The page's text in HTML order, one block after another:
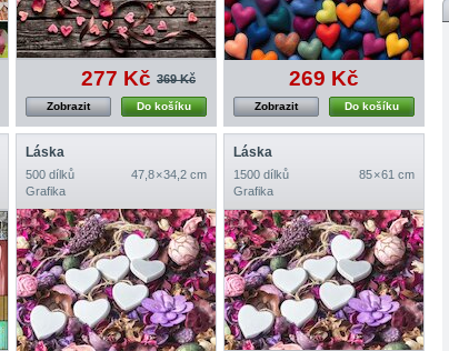
277 Kč 369 Kč
Do košíku
Zobrazit
269 Kč
Do košíku
Zobrazit
Láska
500 dílků
47,8 × 34,2 cm
Grafika
Láska
1500 dílků
85 × 61 cm
Grafika